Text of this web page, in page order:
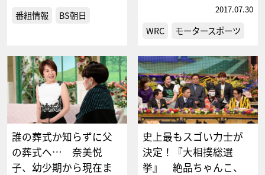
番組情報 BS朝日
2017.07.30
WRC モータースポーツ
誰の葬式か知らずに父
の葬式へ… 奈美悦
子、幼少期から現在ま
史上最もスゴい力士が
決定！『大相撲総選
挙』 絶品ちゃんこ、